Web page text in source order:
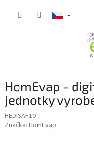
HomEvap -
jednotky
HEDISAF10
Značka: HomEvap